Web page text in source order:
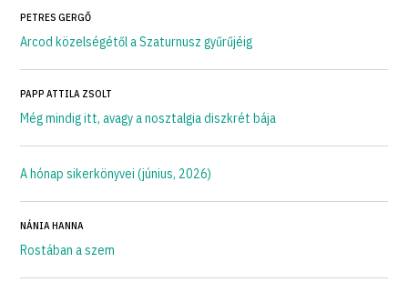
PETRES GERGŐ
Arcod közelségétől a Szaturnusz gyűrűjéig
PAPP ATTILA ZSOLT
Még mindig itt, avagy a nosztalgia diszkrét bája
A hónap sikerkönyvei (június, 2026)
NÁNIA HANNA
Rostában a szem